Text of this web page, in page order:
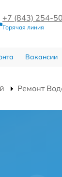
+7 (843) 254-
Горячая линия
Вакансии
Ремонт